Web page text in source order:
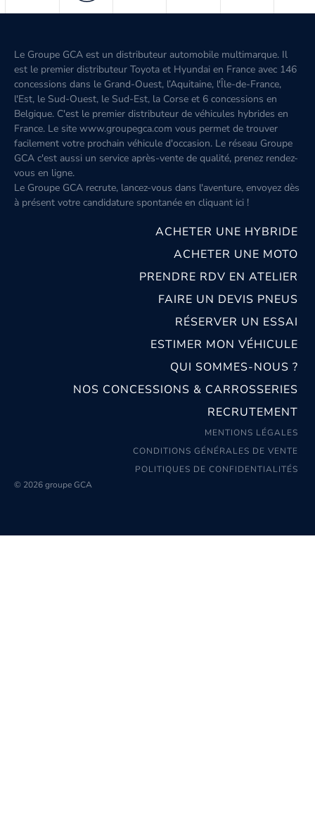
Le Groupe GCA est un distributeur automobile multimarque. Il
est le premier distributeur Toyota et Hyundai en France avec 146
concessions dans le Grand-Ouest, l’Aquitaine, l'Île-de-France,
l'Est, le Sud-Ouest, le Sud-Est, la Corse et 6 concessions en
Belgique. C'est le premier distributeur de véhicules hybrides en
France. Le site www.groupegca.com vous permet de trouver
facilement votre prochain véhicule d'occasion. Le réseau Groupe
GCA c'est aussi un service après-vente de qualité, prenez rendez-
vous en ligne.
Le Groupe GCA recrute, lancez-vous dans l'aventure, envoyez dès
à présent votre candidature spontanée en cliquant ici !
ACHETER UNE HYBRIDE
ACHETER UNE MOTO
PRENDRE RDV EN ATELIER
FAIRE UN DEVIS PNEUS
RÉSERVER UN ESSAI
ESTIMER MON VÉHICULE
QUI SOMMES-NOUS ?
NOS CONCESSIONS & CARROSSERIES
RECRUTEMENT
MENTIONS LÉGALES
CONDITIONS GÉNÉRALES DE VENTE
POLITIQUES DE CONFIDENTIALITÉS
© 2026 groupe GCA